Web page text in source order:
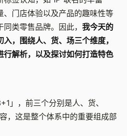
、门店体验以及产品的趣味性等
类零售品牌。因此， 我今天的
，围绕人、货、场三个维度，
行解析，以及探讨如何打造特色
」，前三个分别是人、货、
，这是整个体系中的重要组成部